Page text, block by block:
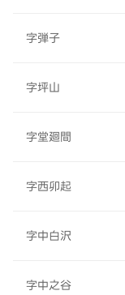
字弾子
字坪山
字堂廻間
字西卯起
字中白沢
字中之谷